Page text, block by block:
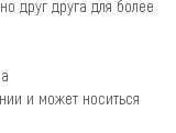
друг друга для более
и может носиться